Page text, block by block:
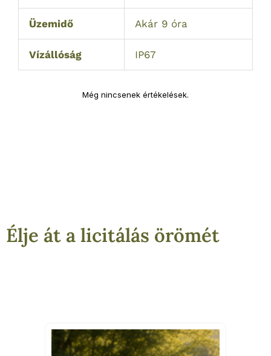
Üzemidő Akár 9 óra
Vízállóság IP67
Még nincsenek értékelések.
Élje át a licitálás örömét